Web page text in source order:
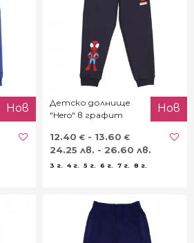
Нов
Детско долнище
"Hero" в графит
Нов
12.40 € - 13.60 €
24.25 лв. - 26.60 лв.
3 г. 4 г. 5 г. 6 г. 7 г. 8 г.